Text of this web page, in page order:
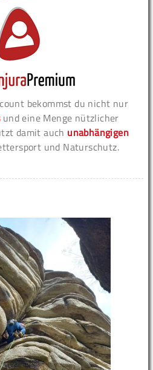
bekommst du nicht nur
und eine Menge nützlicher
damit auch unabhängigen
und Naturschutz.